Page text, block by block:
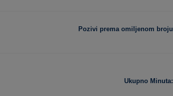
Pozivi prema omiljenom broju
Ukupno Minuta: